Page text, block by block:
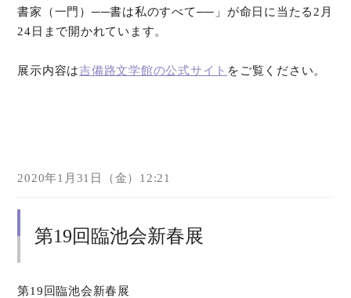
書家（一門）──書は私のすべて──」が命日に当たる2月
24日まで開かれています。
展示内容は吉備路文学館の公式サイト をご覧ください。
2020年1月31日（金）12:21
第19回臨池会新春展
第19回臨池会新春展
オンラインショップ